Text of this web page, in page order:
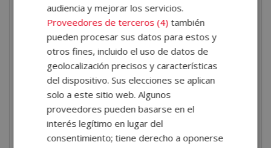
para que aprendan a reconocer sus emociones y,
posteriormente, a gestionarlas correctamente.
¿Dónde estudiar
psicología holística?
Si estás interesado en formarte en este campo y
convertirte en un experto en psicología holística,
ofrece una excelente opción. A través
audiencia y mejorar los servicios.
Proveedores de terceros (4) también
pueden procesar sus datos para estos y
otros fines, incluido el uso de datos de
geolocalización precisos y características
del dispositivo. Sus elecciones se aplican
solo a este sitio web. Algunos
proveedores pueden basarse en el
interés legítimo en lugar del
consentimiento; tiene derecho a oponerse